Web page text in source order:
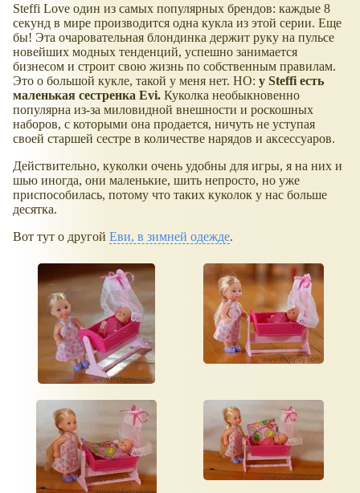
Steffi Love один из самых популярных брендов: каждые 8
секунд в мире производится одна кукла из этой серии. Еще
бы! Эта очаровательная блондинка держит руку на пульсе
новейших модных тенденций, успешно занимается
бизнесом и строит свою жизнь по собственным правилам.
Это о большой кукле, такой у меня нет. НО: у Steffi есть
маленькая сестренка Evi. Куколка необыкновенно
популярна из-за миловидной внешности и роскошных
наборов, с которыми она продается, ничуть не уступая
своей старшей сестре в количестве нарядов и аксессуаров.
Действительно, куколки очень удобны для игры, я на них и
шью иногда, они маленькие, шить непросто, но уже
приспособилась, потому что таких куколок у нас больше
десятка.
Вот тут о другой Еви, в зимней одежде.